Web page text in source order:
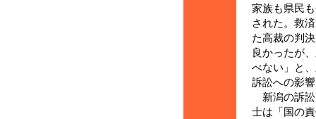
家族も県民
された。救
た高裁の判
良かったが
べない」と
訴訟への影
新潟の訴訟
士は「国の